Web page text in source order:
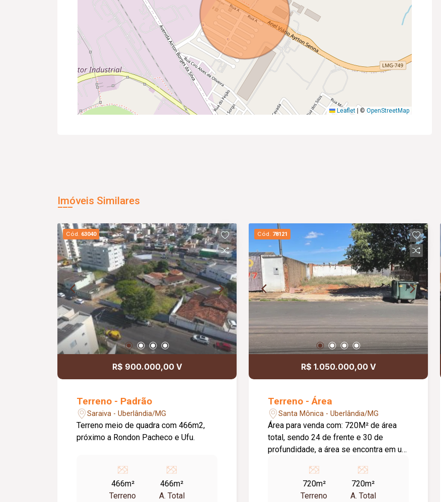
Leaflet © OpenStreetMap
Imóveis Similares
Cód. 63040
R$ 900.000,00 V
Terreno - Padrão
Saraiva - Uberlândia/MG
Terreno meio de quadra com 466m2,
próximo a Rondon Pacheco e Ufu.
466m²
Terreno
466m²
A. Total
Cód. 78121
R$ 1.050.000,00 V
Terreno - Área
Santa Mônica - Uberlândia/MG
Área para venda com: 720M² de área
total, sendo 24 de frente e 30 de
profundidade, a área se encontra em um
Monica, com possibilidade de
construção de imóveis vertical
residenciais ou comerciais. Agende
720m²
Terreno
720m²
A. Total